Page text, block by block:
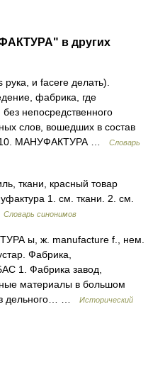
в других
и facere делать).
фабрика, где
непосредственного
слов, вошедших в состав
МАНУФАКТУРА …
Словарь
ткани, красный товар
1. см. ткани. 2. см.
Словарь синонимов
ы, ж. manufacture f., нем.
Фабрика,
1. Фабрика завод,
материалы в большом
дельного… …
Исторический